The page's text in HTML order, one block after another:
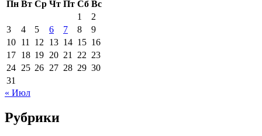
Пн Вт Ср Чт Пт Сб Вс
1
2
3
4 5 6 7 8
9
10 11 12 13 14 15 16
17 18 19 20 21 22 23
24 25 26 27 28 29 30
31
« Июл
Рубрики